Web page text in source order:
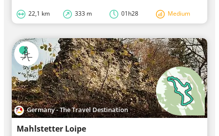
22,1 km 333 m 01h28 Medium
Germany - The Travel Destination
Mahlstetter Loipe